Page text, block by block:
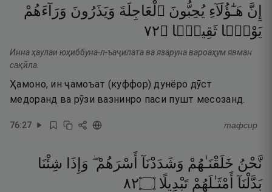
إِنَّ هَـٰٓؤُلَآءِ يُحِبُّونَ ٱلْعَاجِلَةَ وَيَذَرُونَ وَرَآءَهُمْ
يَوْمًۭا ثَقِيلًۭا ۝٢٧
Инна ҳаулаи юҳиббуна-л-ъаҷилата ва язаруна вароаҳум явман
сақӣла.
Ҳамоно, ин ҷамоъат (куффор) дунёро дӯст
медоранд ва рӯзи вазнинро паси пушт месозанд.
76:27 тафсир
نَّحْنُ خَلَقْنَـٰهُمْ وَشَدَدْنَآ أَسْرَهُمْ ۖ وَإِذَا
شِئْنَا
بَدَّلْنَآ
أَمْثَـٰلَهُمْ تَبْدِيلًا ۝٢٨